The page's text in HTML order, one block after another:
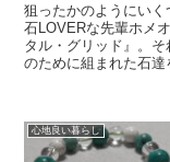
狙ったかのようにいく
石LOVERな先輩ホメ
タル・グリッド』。
のために組まれた石達
心地良い暮らし